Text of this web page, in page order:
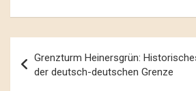
Navigation
Grenzturm Heinersgrün:
der deutsch-deutschen Grenze